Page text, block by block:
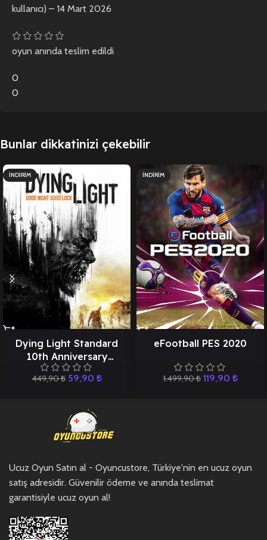
kullanıcı) – 14 Mart 2026
oyun anında teslim edildi
0
0
Bunlar dikkatinizi çekebilir
İNDIRIM
Dying Light Standard
10th Anniversary
Edition
449,90₺ 59,90 ₺
İNDIRIM
eFootball PES 2020
1.499,90₺ 119,90 ₺
Ucuz Oyun Satın al - Oyuncustore, Türkiye'nin en ucuz oyun
satış adresidir. Güvenilir ödeme ve anında teslimat
garantisiyle ucuz oyun al!